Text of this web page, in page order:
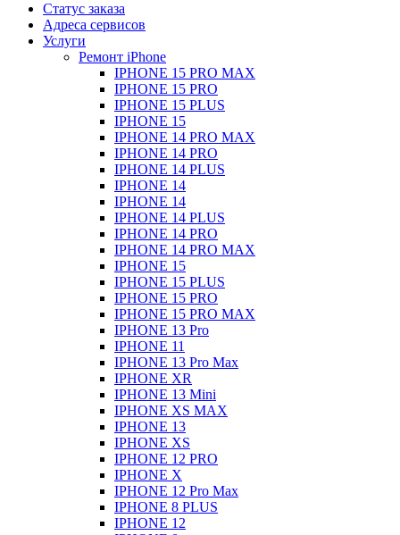
Статус заказа
Адреса сервисов
Услуги
Ремонт iPhone
IPHONE 15 PRO MAX
IPHONE 15 PRO
IPHONE 15 PLUS
IPHONE 15
IPHONE 14 PRO MAX
IPHONE 14 PRO
IPHONE 14 PLUS
IPHONE 14
IPHONE 14
IPHONE 14 PLUS
IPHONE 14 PRO
IPHONE 14 PRO MAX
IPHONE 15
IPHONE 15 PLUS
IPHONE 15 PRO
IPHONE 15 PRO MAX
IPHONE 13 Pro
IPHONE 11
IPHONE 13 Pro Max
IPHONE XR
IPHONE 13 Mini
IPHONE XS MAX
IPHONE 13
IPHONE XS
IPHONE 12 PRO
IPHONE X
IPHONE 12 Pro Max
IPHONE 8 PLUS
IPHONE 12